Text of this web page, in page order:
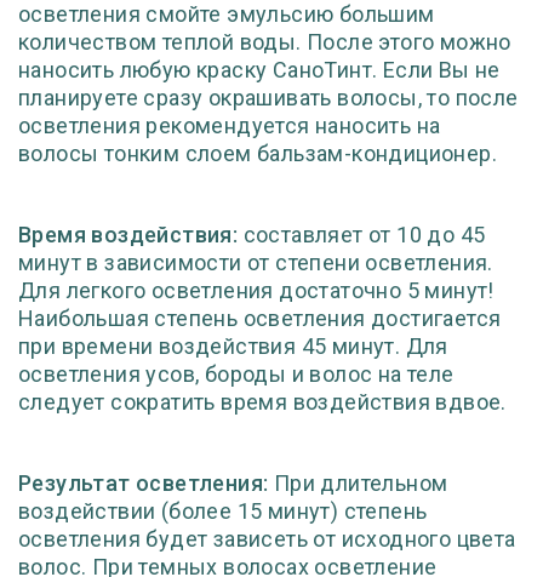
осветления смойте эмульсию большим
количеством теплой воды. После этого можно
наносить любую краску СаноТинт. Если Вы не
планируете сразу окрашивать волосы, то после
осветления рекомендуется наносить на
волосы тонким слоем бальзам-кондиционер.
Время воздействия: составляет от 10 до 45
минут в зависимости от степени осветления.
Для легкого осветления достаточно 5 минут!
Наибольшая степень осветления достигается
при времени воздействия 45 минут. Для
осветления усов, бороды и волос на теле
следует сократить время воздействия вдвое.
Результат осветления: При длительном
воздействии (более 15 минут) степень
осветления будет зависеть от исходного цвета
волос. При темных волосах осветление